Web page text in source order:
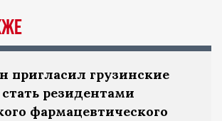
пригласил грузинские
резидентами
фармацевтического